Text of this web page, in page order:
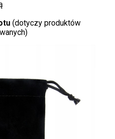
(dotyczy produktów